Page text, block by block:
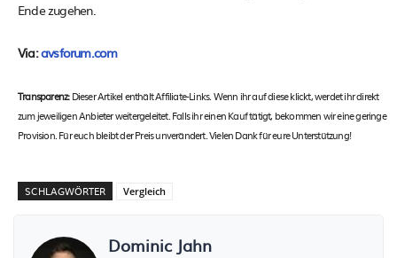
Ende zugehen.
Via:avsforum.com
Transparenz:Dieser Artikel enthält Affiliate-Links. Wenn ihr auf diese klickt, werdet ihr direkt
zum jeweiligen Anbieter weitergeleitet. Falls ihr einen Kauf tätigt, bekommen wir eine geringe
Provision. Für euch bleibt der Preis unverändert. Vielen Dank für eure Unterstützung!
SCHLAGWÖRTER Vergleich
Dominic Jahn